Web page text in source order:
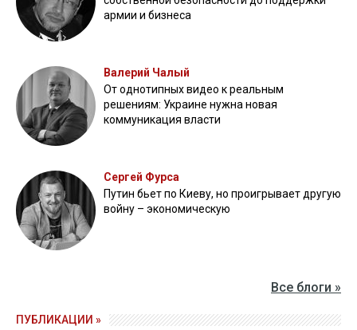
армии и бизнеса
Валерий Чалый
От однотипных видео к реальным
решениям: Украине нужна новая
коммуникация власти
Сергей Фурса
Путин бьет по Киеву, но проигрывает другую
войну – экономическую
Все блоги »
ПУБЛИКАЦИИ »